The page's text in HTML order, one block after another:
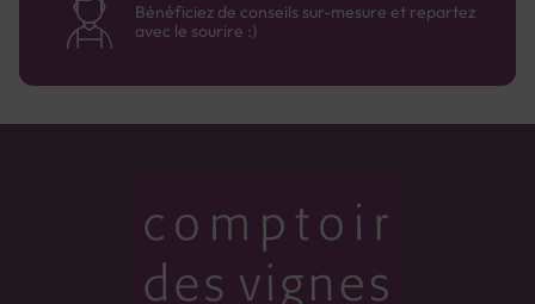
Bénéficiez de conseils sur-mesure et repartez
avec le sourire :)